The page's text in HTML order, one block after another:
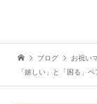
ブログ お祝い
「嬉しい」と「困る」